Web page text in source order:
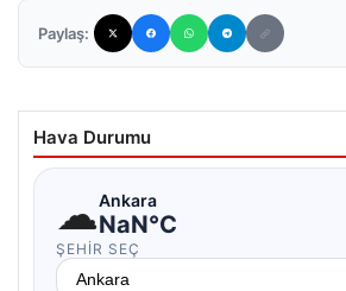
Paylaş:
Hava Durumu
☁Ankara
NaN°C
ŞEHIR SEÇ